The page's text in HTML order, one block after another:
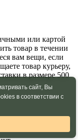
или картой
товар в течении
вам вещи, если
товар курьеру,
в размере 500
до двери.
сайт, Вы
в соответствии с